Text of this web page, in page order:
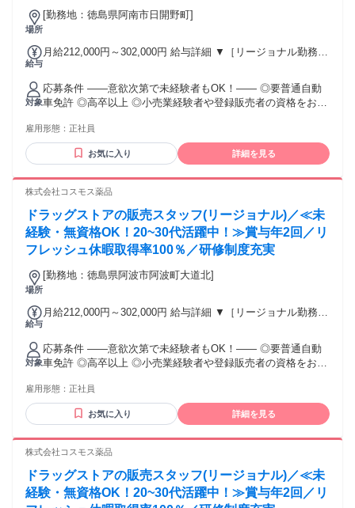
場所
[勤務地：徳島県阿南市日開野町]
給与
月給212,000円～302,000円 給与詳細 ▼［リージョナル勤務］
（残業時間 月2h程度） 247,000円～277,000円 【スキルアッ
プコース】早期キャリアアップを目指したい方向け 271,000円
～317,600円 （15ｈ分時間外手当含む。実際の残業時間11
ｈ） ※赴任住宅手当3万円込み（家賃6万円の物件入居の場
344,300円 （29ｈ分時間外手当含む。実際の残業時間16.5ｈ）
※赴任住宅手当3万円込み（家賃6万円の物件入居の場合）
【経験者B】小売業で店長・マネジメント職経験者(登録販売
者)) 309,300円～376,200円 （39ｈ分時間外手当含む。実際の
残業時間22ｈ） ※赴任住宅手当3万円込み（家賃6万円の物件
入居の場合） 勤務形態やエリアによって異なります。 詳細に
ついては【勤務地範囲と給与について】をご確認ください。
対象
応募条件 ――意欲次第で未経験者もOK！―― ◎要普通自動
車免許 ◎高卒以上 ◎小売業経験者や登録販売者の資格をお持
後、資格取得を目指すことも可能。研修や講習会もあり。 ※
同業界からの転職者が増えてきており、入社後活躍に繋がっ
ています。もちろん異業界からの応募や、第二新卒者も含め
雇用形態： 正社員
お気に入り 詳細を見る
株式会社コスモス薬品
ドラッグストアの販売スタッフ(リージョナル)／≪未
経験・無資格OK！20~30代活躍中！≫賞与年2回／リ
フレッシュ休暇取得率100％／研修制度充実
場所
[勤務地：徳島県阿波市阿波町大道北]
給与
月給212,000円～302,000円 給与詳細 ▼［リージョナル勤務］
（残業時間 月2h程度） 247,000円～277,000円 【スキルアッ
プコース】早期キャリアアップを目指したい方向け 271,000円
～317,600円 （15ｈ分時間外手当含む。実際の残業時間11
ｈ） ※赴任住宅手当3万円込み（家賃6万円の物件入居の場
344,300円 （29ｈ分時間外手当含む。実際の残業時間16.5ｈ）
※赴任住宅手当3万円込み（家賃6万円の物件入居の場合）
【経験者B】小売業で店長・マネジメント職経験者(登録販売
者)) 309,300円～376,200円 （39ｈ分時間外手当含む。実際の
残業時間22ｈ） ※赴任住宅手当3万円込み（家賃6万円の物件
入居の場合） 勤務形態やエリアによって異なります。 詳細に
ついては【勤務地範囲と給与について】をご確認ください。
対象
応募条件 ――意欲次第で未経験者もOK！―― ◎要普通自動
車免許 ◎高卒以上 ◎小売業経験者や登録販売者の資格をお持
後、資格取得を目指すことも可能。研修や講習会もあり。 ※
同業界からの転職者が増えてきており、入社後活躍に繋がっ
ています。もちろん異業界からの応募や、第二新卒者も含め
雇用形態： 正社員
お気に入り 詳細を見る
株式会社コスモス薬品
ドラッグストアの販売スタッフ(リージョナル)／≪未
経験・無資格OK！20~30代活躍中！≫賞与年2回／リ